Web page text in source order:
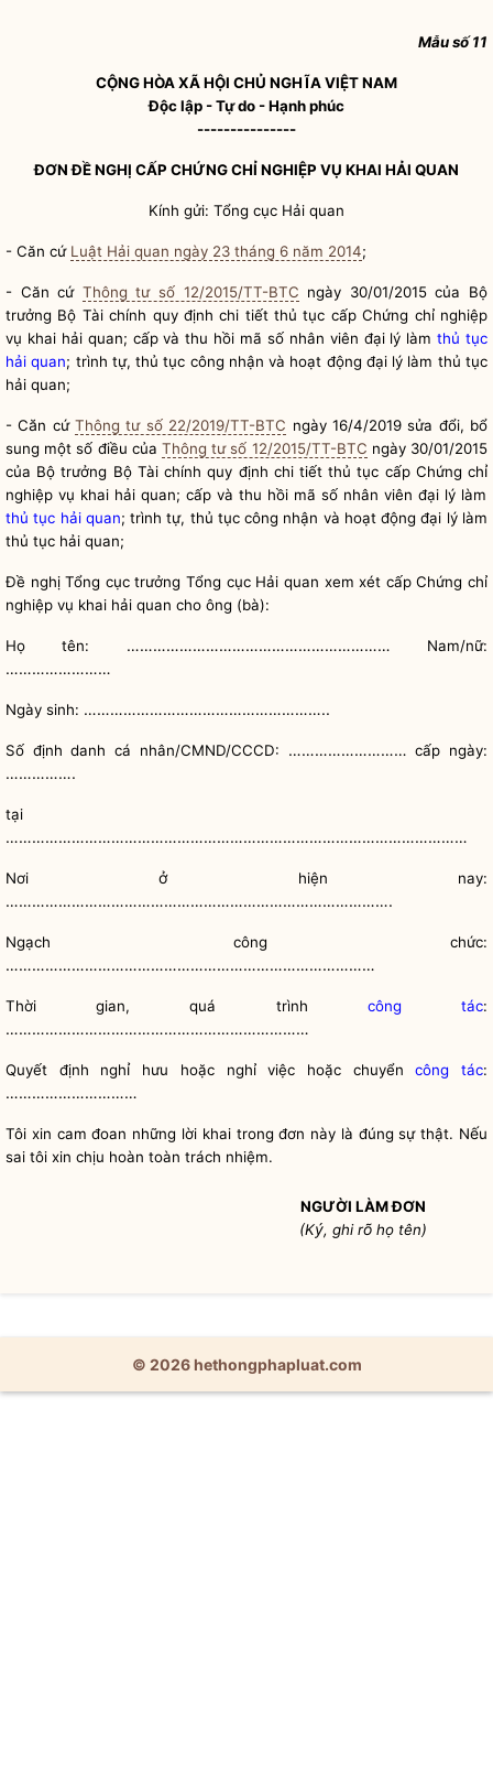
Mẫu số 11
CỘNG HÒA XÃ HỘI CHỦ NGHĨA VIỆT NAM
Độc lập - Tự do - Hạnh phúc
---------------
ĐƠN ĐỀ NGHỊ CẤP CHỨNG CHỈ NGHIỆP VỤ KHAI HẢI QUAN
Kính gửi: Tổng cục Hải quan
- Căn cứ Luật Hải quan ngày 23 tháng 6 năm 2014;
- Căn cứ Thông tư số 12/2015/TT-BTC ngày 30/01/2015 của Bộ
trưởng Bộ Tài chính quy định chi tiết thủ tục cấp Chứng chỉ nghiệp
vụ khai hải quan; cấp và thu hồi mã số nhân viên đại lý làmthủ tục
hải quan; trình tự, thủ tục công nhận và hoạt động đại lý làm thủ tục
hải quan;
- Căn cứThông tư số 22/2019/TT-BTC ngày 16/4/2019 sửa đổi, bổ
sung một số điều của Thông tư số 12/2015/TT-BTC ngày 30/01/2015
của Bộ trưởng Bộ Tài chính quy định chi tiết thủ tục cấp Chứng chỉ
nghiệp vụ khai hải quan; cấp và thu hồi mã số nhân viên đại lý làm
thủ tục hải quan; trình tự, thủ tục công nhận và hoạt động đại lý làm
thủ tục hải quan;
Đề nghị Tổng cục trưởng Tổng cục Hải quan xem xét cấp Chứng chỉ
nghiệp vụ khai hải quan cho ông (bà):
Họ tên: …………………………………………………… Nam/nữ:
……………………
Ngày sinh: ………………………………………………..
Số định danh cá nhân/CMND/CCCD: ………………………cấp ngày:
…………….
tại
……………………………………………………………………………………………
Nơiởhiện nay:
…………………………………………………………………………….
Ngạch công chức:
…………………………………………………………………………
Thời gian, quá trình công tác:
……………………………………………………………
Quyết định nghỉhưu hoặc nghỉ việc hoặc chuyểncông tác:
…………………………
Tôi xin cam đoan những lời khai trong đơn này là đúng sự thật. Nếu
sai tôi xin chịu hoàn toàn trách nhiệm.
NGƯỜI LÀM ĐƠN
(Ký, ghi rõ họ tên)
© 2026 hethongphapluat.com